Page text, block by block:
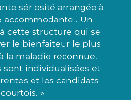
sériosité arrangée à
accommodante . Un
cette structure qui se
le bienfaiteur le plus
la maladie reconnue.
sont individualisées et
et les candidats
courtois. »